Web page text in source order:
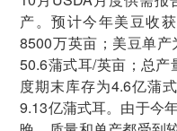
产。预计今年美豆收
8500万英亩；美豆单
50.6蒲式耳/英亩；总产
度期末库存为4.6亿蒲
9.13亿蒲式耳。由于今